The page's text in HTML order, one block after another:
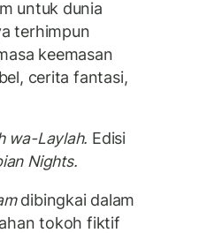
untuk dunia
terhimpun
keemasan
cerita fantasi,
wa-Laylah. Edisi
Nights.
dibingkai dalam
tokoh fiktif